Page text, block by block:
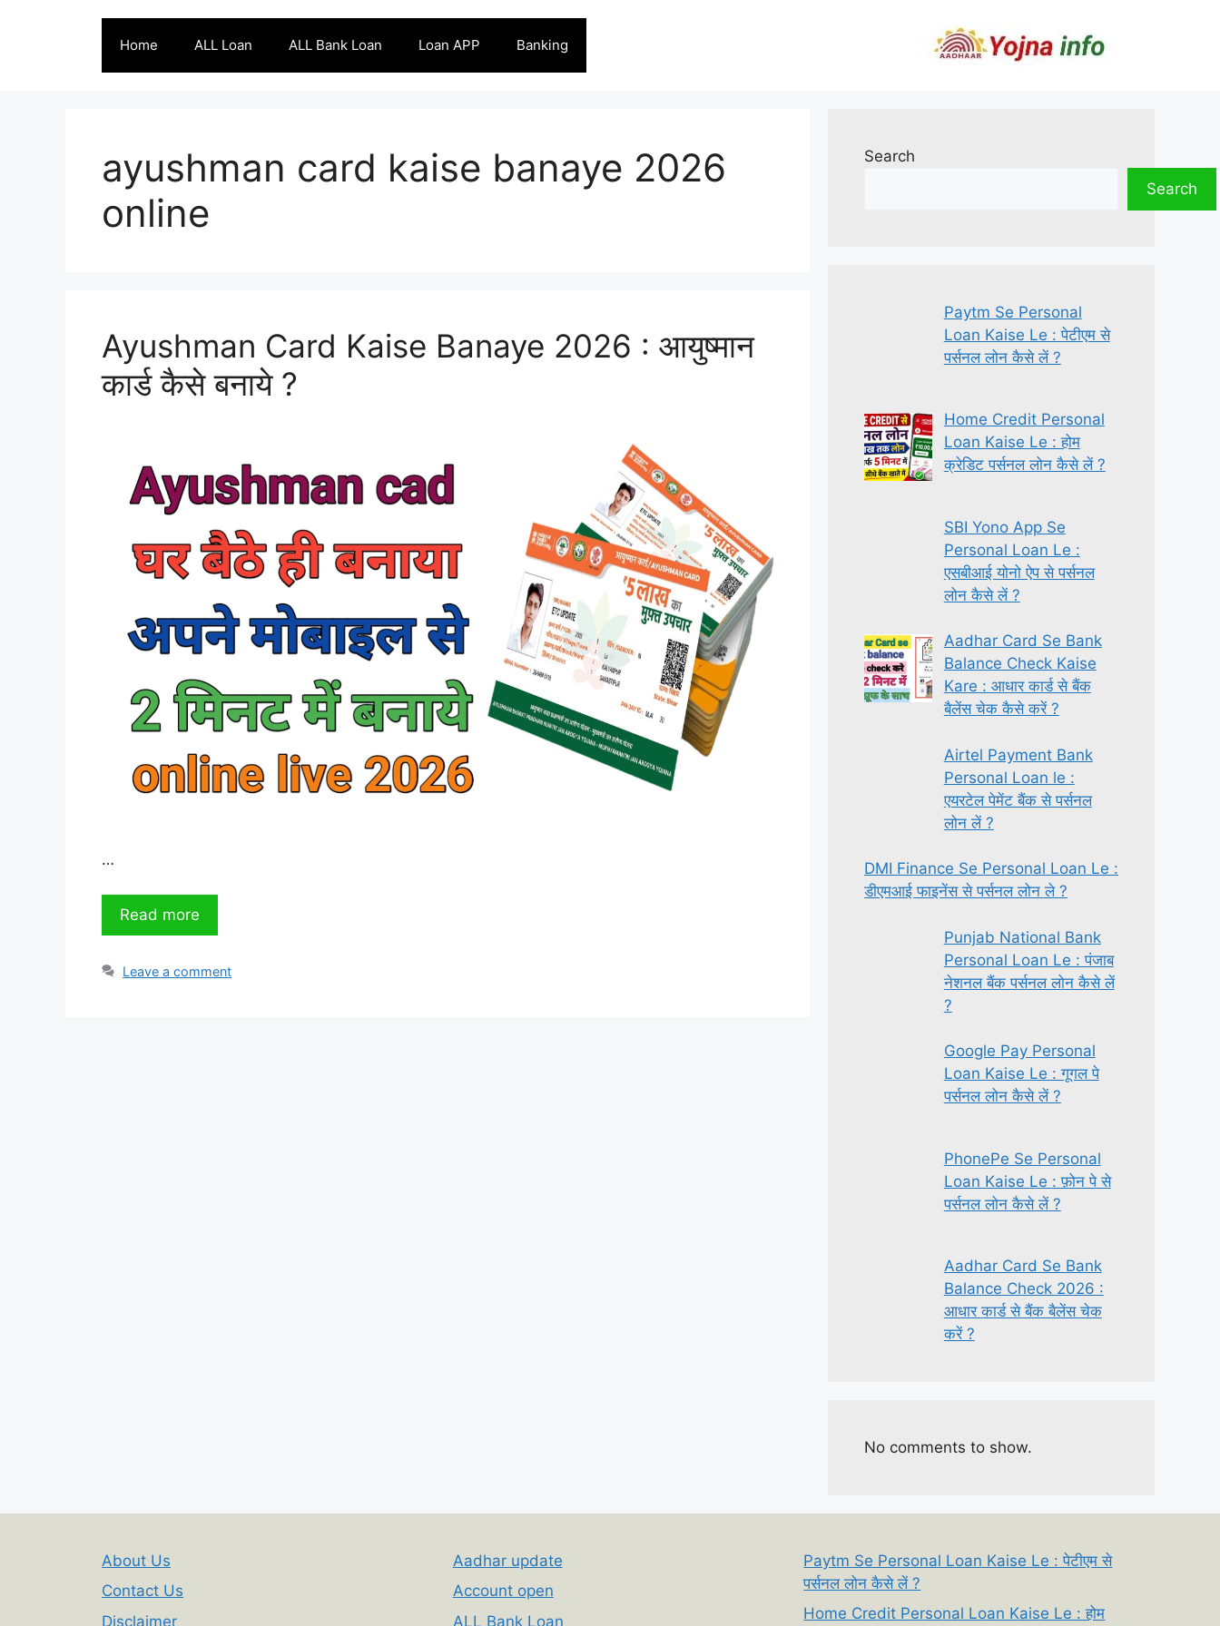
Home ALL Loan ALL Bank Loan Loan APP Banking
ayushman card kaise banaye 2026
online
Ayushman Card Kaise Banaye 2026 : आयुष्मान
कार्ड कैसे बनाये ?
…
Read more
Leave a comment
Search
Search
Paytm Se Personal
Loan Kaise Le : पेटीएम से
पर्सनल लोन कैसे लें ?
Home Credit Personal
Loan Kaise Le : होम
क्रेडिट पर्सनल लोन कैसे लें ?
SBI Yono App Se
Personal Loan Le :
एसबीआई योनो ऐप से पर्सनल
लोन कैसे लें ?
Aadhar Card Se Bank
Balance Check Kaise
Kare : आधार कार्ड से बैंक
बैलेंस चेक कैसे करें ?
Airtel Payment Bank
Personal Loan le :
एयरटेल पेमेंट बैंक से पर्सनल
लोन लें ?
DMI Finance Se Personal Loan Le :
डीएमआई फाइनेंस से पर्सनल लोन ले ?
Punjab National Bank
Personal Loan Le : पंजाब
नेशनल बैंक पर्सनल लोन कैसे लें
?
Google Pay Personal
Loan Kaise Le : गूगल पे
पर्सनल लोन कैसे लें ?
PhonePe Se Personal
Loan Kaise Le : फ़ोन पे से
पर्सनल लोन कैसे लें ?
Aadhar Card Se Bank
Balance Check 2026 :
आधार कार्ड से बैंक बैलेंस चेक
करें ?
No comments to show.
About Us
Contact Us
Disclaimer
Aadhar update
Account open
ALL Bank Loan
Paytm Se Personal Loan Kaise Le : पेटीएम से
पर्सनल लोन कैसे लें ?
Home Credit Personal Loan Kaise Le : होम